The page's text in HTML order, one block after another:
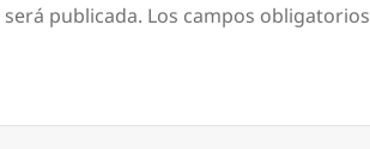
publicada. Los campos obligatorios